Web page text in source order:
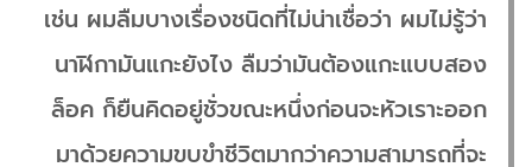
เช่น ผมลืมบางเรื่องชนิดที่ไม่น่าเชื่อว่า ผมไม่รู้ว่า
นาฬิกามันแกะยังไง ลืมว่ามันต้องแกะแบบสอง
ล็อค ก็ยืนคิดอยู่ชั่วขณะหนึ่งก่อนจะหัวเราะออก
มาด้วยความขบขำชีวิตมากว่าความสามารถที่จะ